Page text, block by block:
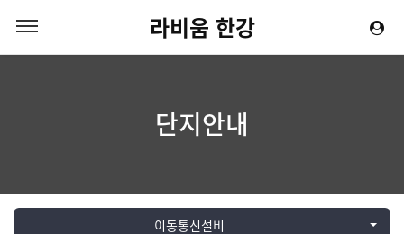
라비움 한강
단지안내
이동통신설비